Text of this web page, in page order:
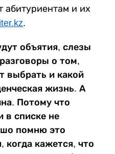
абитуриентам и их
.
объятия, слезы
о том,
выбрать и какой
жизнь. А
Потому что
в списке не
помню это
кажется, что